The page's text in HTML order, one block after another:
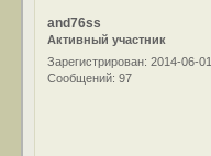
and76ss
Активный участник
Зарегистрирован: 2014-06-01
Сообщений: 97